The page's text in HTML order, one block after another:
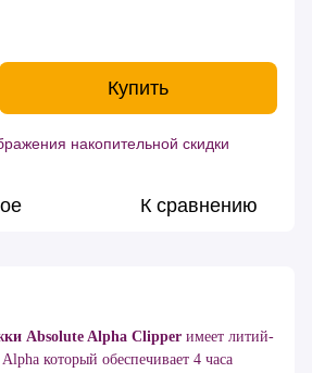
Купить
накопительной скидки
К сравнению
Absolute Alpha Clipper имеет литий-
который обеспечивает 4 часа